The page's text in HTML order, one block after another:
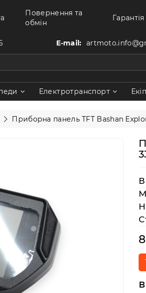
Повернення та
обмін
Гарантія
E-mail:
Електротранспорт
Приборна панель TFT Bashan